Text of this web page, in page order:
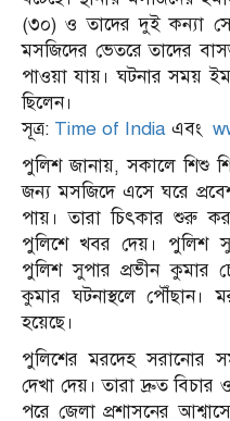
(৩০) ও তাদের দুই কন্যা
মসজিদের ভেতরে তাদের
পাওয়া যায়। ঘটনার সময়
ছিলেন।
সূত্র: Time of India এবং
পুলিশ জানায়, সকালে শিশু
জন্য মসজিদে এসে ঘরে
পায়। তারা চিৎকার শুরু
পুলিশে খবর দেয়। পুলিশ
পুলিশ সুপার প্রভীন কুমার
কুমার ঘটনাস্থলে পৌঁছান।
হয়েছে।
পুলিশের মরদেহ সরানোর
দেখা দেয়। তারা দ্রুত বিচার
পরে জেলা প্রশাসনের